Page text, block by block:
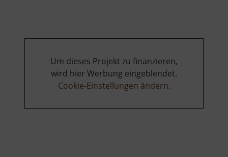
Um dieses Projekt zu finanzieren,
wird hier Werbung eingeblendet.
Cookie-Einstellungen ändern.